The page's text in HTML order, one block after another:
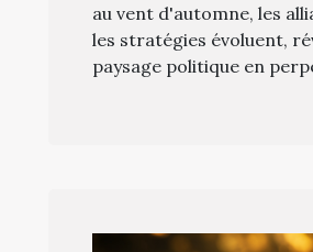
au vent d'automne, les
les stratégies évoluent,
paysage politique en